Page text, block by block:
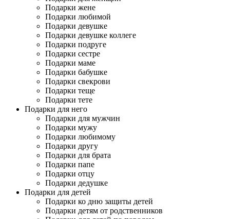
Подарки жене
Подарки любимой
Подарки девушке
Подарки девушке коллеге
Подарки подруге
Подарки сестре
Подарки маме
Подарки бабушке
Подарки свекрови
Подарки теще
Подарки тете
Подарки для него
Подарки для мужчин
Подарки мужу
Подарки любимому
Подарки другу
Подарки для брата
Подарки папе
Подарки отцу
Подарки дедушке
Подарки для детей
Подарки ко дню защиты детей
Подарки детям от родственников